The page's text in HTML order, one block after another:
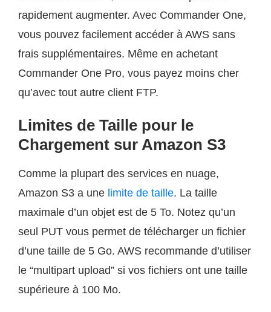
rapidement augmenter. Avec Commander One,
vous pouvez facilement accéder à AWS sans
frais supplémentaires. Même en achetant
Commander One Pro, vous payez moins cher
qu’avec tout autre client FTP.
Limites de Taille pour le
Chargement sur Amazon S3
Comme la plupart des services en nuage,
Amazon S3 a une limite de taille. La taille
maximale d’un objet est de 5 To. Notez qu’un
seul PUT vous permet de télécharger un fichier
d’une taille de 5 Go. AWS recommande d’utiliser
le “multipart upload” si vos fichiers ont une taille
supérieure à 100 Mo.